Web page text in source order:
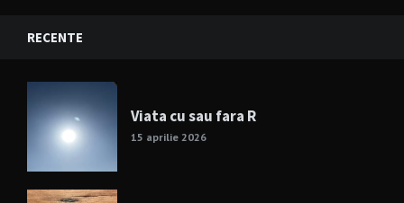
RECENTE
Viata cu sau fara R
15 aprilie 2026